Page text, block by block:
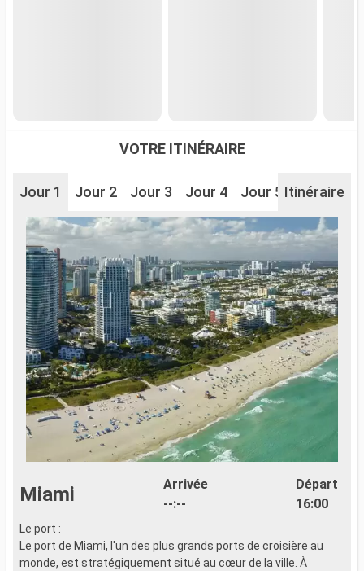
VOTRE ITINÉRAIRE
Jour 1 Jour 2 Jour 3 Jour 4 Jour 5 Jour 6
Itinéraire
Miami
Arrivée
--:--
Départ
16:00
Le port :
Le port de Miami, l'un des plus grands ports de croisière au
monde, est stratégiquement situé au cœur de la ville. À